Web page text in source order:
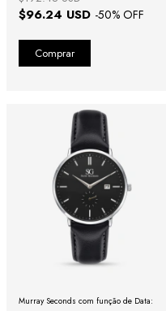
$96.24 USD -50% OFF
Murray Seconds com função de Data: